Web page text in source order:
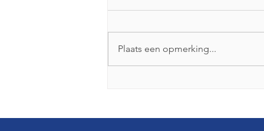
Plaats een opmerking...